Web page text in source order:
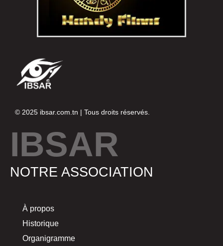
© 2025 ibsar.com.tn | Tous droits réservés.
IBSAR
NOTRE ASSOCIATION
À propos
Historique
Organigramme